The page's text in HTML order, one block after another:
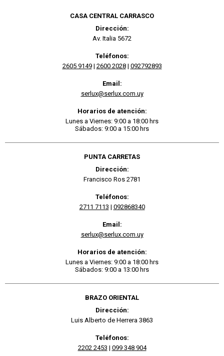
CASA CENTRAL CARRASCO
Dirección:
Av. Italia 5672
Teléfonos:
2605 9149| 2600 2028| 092792893
Email:
serlux@serlux.com.uy
Horarios de atención:
Lunes a Viernes: 9:00 a 18:00 hrs
Sábados: 9:00 a 15:00 hrs
PUNTA CARRETAS
Dirección:
Francisco Ros 2781
Teléfonos:
2711 7113 | 092868340
Email:
serlux@serlux.com.uy
Horarios de atención:
Lunes a Viernes: 9:00 a 18:00 hrs
Sábados: 9:00 a 13:00 hrs
BRAZO ORIENTAL
Dirección:
Luis Alberto de Herrera 3863
Teléfonos:
2202 2453 | 099 348 904